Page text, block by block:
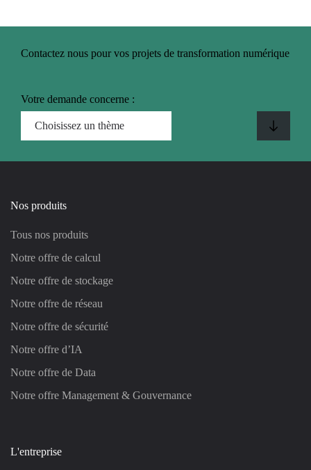
Contactez nous pour vos projets de transformation numérique
Votre demande concerne :
Nos produits
Tous nos produits
Notre offre de calcul
Notre offre de stockage
Notre offre de réseau
Notre offre de sécurité
Notre offre d’IA
Notre offre de Data
Notre offre Management & Gouvernance
L'entreprise